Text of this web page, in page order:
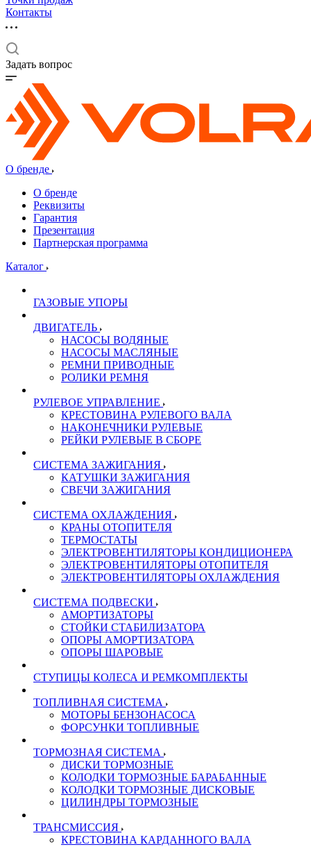
Контакты
Задать вопрос
О бренде
О бренде
Реквизиты
Гарантия
Презентация
Партнерская программа
Каталог
ГАЗОВЫЕ УПОРЫ
ДВИГАТЕЛЬ
НАСОСЫ ВОДЯНЫЕ
НАСОСЫ МАСЛЯНЫЕ
РЕМНИ ПРИВОДНЫЕ
РОЛИКИ РЕМНЯ
РУЛЕВОЕ УПРАВЛЕНИЕ
КРЕСТОВИНА РУЛЕВОГО ВАЛА
НАКОНЕЧНИКИ РУЛЕВЫЕ
РЕЙКИ РУЛЕВЫЕ В СБОРЕ
СИСТЕМА ЗАЖИГАНИЯ
КАТУШКИ ЗАЖИГАНИЯ
СВЕЧИ ЗАЖИГАНИЯ
СИСТЕМА ОХЛАЖДЕНИЯ
КРАНЫ ОТОПИТЕЛЯ
ТЕРМОСТАТЫ
ЭЛЕКТРОВЕНТИЛЯТОРЫ КОНДИЦИОНЕРА
ЭЛЕКТРОВЕНТИЛЯТОРЫ ОТОПИТЕЛЯ
ЭЛЕКТРОВЕНТИЛЯТОРЫ ОХЛАЖДЕНИЯ
СИСТЕМА ПОДВЕСКИ
АМОРТИЗАТОРЫ
СТОЙКИ СТАБИЛИЗАТОРА
ОПОРЫ АМОРТИЗАТОРА
ОПОРЫ ШАРОВЫЕ
СТУПИЦЫ КОЛЕСА И РЕМКОМПЛЕКТЫ
ТОПЛИВНАЯ СИСТЕМА
МОТОРЫ БЕНЗОНАСОСА
ФОРСУНКИ ТОПЛИВНЫЕ
ТОРМОЗНАЯ СИСТЕМА
ДИСКИ ТОРМОЗНЫЕ
КОЛОДКИ ТОРМОЗНЫЕ БАРАБАННЫЕ
КОЛОДКИ ТОРМОЗНЫЕ ДИСКОВЫЕ
ЦИЛИНДРЫ ТОРМОЗНЫЕ
ТРАНСМИССИЯ
КРЕСТОВИНА КАРДАННОГО ВАЛА